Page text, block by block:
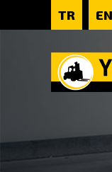
TR EN